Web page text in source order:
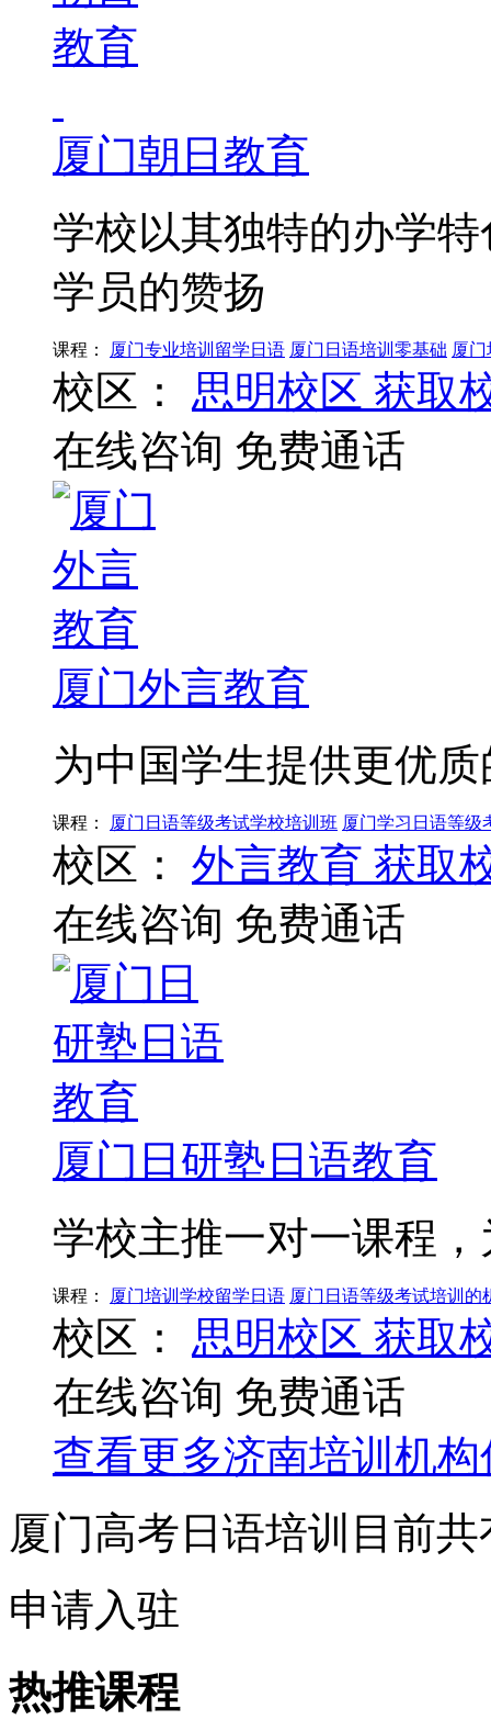
厦门朝日教育
学校以其独特的办学
学员的赞扬
课程： 厦门专业培训留学日语 厦门日语培训零基础 厦
校区： 思明校区 获取
在线咨询 免费通话
厦门外言教育
为中国学生提供更优
课程： 厦门日语等级考试学校培训班 厦门学习日语等级
校区： 外言教育 获取
在线咨询 免费通话
厦门日研塾日语教育
学校主推一对一课程
课程： 厦门培训学校留学日语 厦门日语等级考试培训的
校区： 思明校区 获取
在线咨询 免费通话
查看更多济南培训机构
厦门高考日语培训目前
申请入驻
热推课程